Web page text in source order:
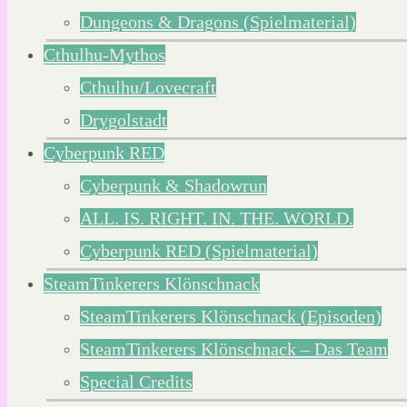
Dungeons & Dragons (Spielmaterial)
Cthulhu-Mythos
Cthulhu/Lovecraft
Drygolstadt
Cyberpunk RED
Cyberpunk & Shadowrun
ALL. IS. RIGHT. IN. THE. WORLD.
Cyberpunk RED (Spielmaterial)
SteamTinkerers Klönschnack
SteamTinkerers Klönschnack (Episoden)
SteamTinkerers Klönschnack – Das Team
Special Credits